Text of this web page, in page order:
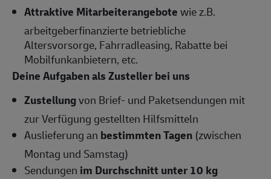
Attraktive Mitarbeiterangebotewie z.B.
arbeitgeberfinanzierte betriebliche
Altersvorsorge, Fahrradleasing, Rabatte bei
Mobilfunkanbietern, etc.
Deine Aufgaben als Zusteller bei uns
Zustellungvon Brief- und Paketsendungen mit
zur Verfügung gestellten Hilfsmitteln
Auslieferung an bestimmten Tagen (zwischen
Montag und Samstag)
Sendungen im Durchschnitt unter 10 kg